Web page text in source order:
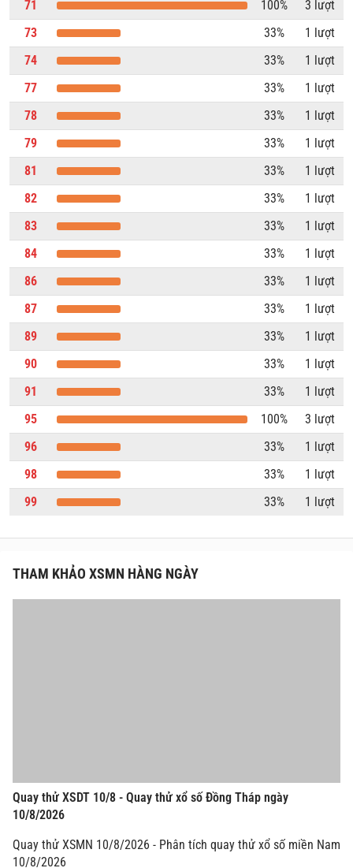
71
100%
3 lượt
73
33%
1 lượt
74
33%
1 lượt
77
33%
1 lượt
78
33%
1 lượt
79
33%
1 lượt
81
33%
1 lượt
82
33%
1 lượt
83
33%
1 lượt
84
33%
1 lượt
86
33%
1 lượt
87
33%
1 lượt
89
33%
1 lượt
90
33%
1 lượt
91
33%
1 lượt
95
100%
3 lượt
96
33%
1 lượt
98
33%
1 lượt
99
33% 1 lượt
THAM KHẢO XSMN HÀNG NGÀY
Quay thử XSDT 10/8 - Quay thử xổ số Đồng Tháp ngày
10/8/2026
Quay thử XSMN 10/8/2026 - Phân tích quay thử xổ số miền Nam
10/8/2026